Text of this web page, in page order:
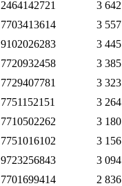
2464142721
3 642
7703413614
3 557
9102026283
3 445
7720932458
3 385
7729407781
3 323
7751152151
3 264
7710502262
3 180
7751016102
3 156
9723256843
3 094
7701699414
2 836